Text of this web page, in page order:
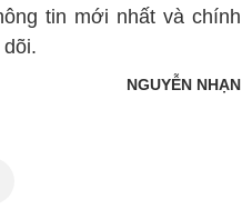
tin mới nhất và chính
NGUYỄN NHẠN